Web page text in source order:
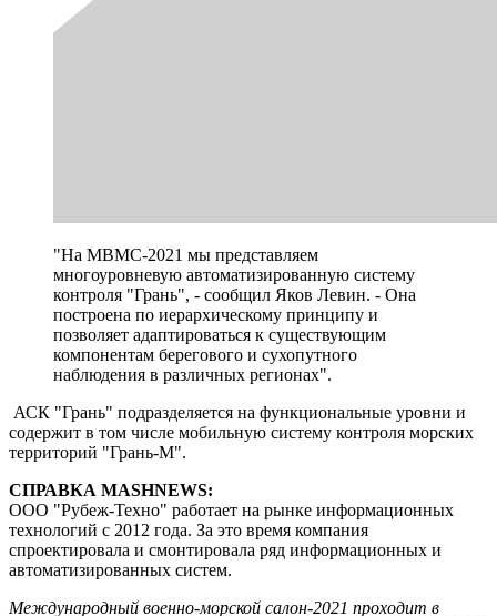
"На МВМС-2021 мы представляем
многоуровневую автоматизированную систему
контроля "Грань", - сообщил Яков Левин. - Она
построена по иерархическому принципу и
позволяет адаптироваться к существующим
компонентам берегового и сухопутного
наблюдения в различных регионах".
АСК "Грань" подразделяется на функциональные уровни и
содержит в том числе мобильную систему контроля морских
территорий "Грань-М".
СПРАВКА MASHNEWS:
ООО "Рубеж-Техно" работает на рынке информационных
технологий с 2012 года. За это время компания
спроектировала и смонтировала ряд информационных и
автоматизированных систем.
Международный военно-морской салон-2021 проходит в